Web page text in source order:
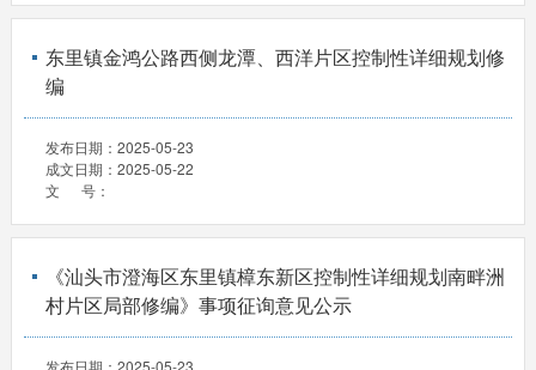
东里镇金鸿公路西侧龙潭、西洋片区控制性详细规划修
编
发布日期： 2025-05-23
成文日期： 2025-05-22
文 号：
《汕头市澄海区东里镇樟东新区控制性详细规划南畔洲
村片区局部修编》事项征询意见公示
发布日期： 2025-05-23